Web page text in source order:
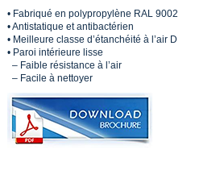
• Fabriqué en polypropylène RAL 9002
• Antistatique et antibactérien
• Meilleure classe d’étanchéité à l’air D
• Paroi intérieure lisse
– Faible résistance à l’air
– Facile à nettoyer